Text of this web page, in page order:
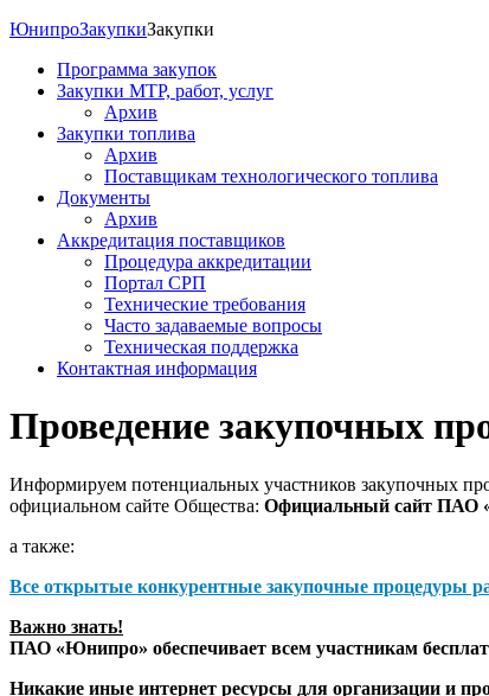
ЮнипроЗакупкиЗакупки
Программа закупок
Закупки МТР, работ, услуг
Архив
Закупки топлива
Архив
Поставщикам технологического топлива
Документы
Архив
Аккредитация поставщиков
Процедура аккредитации
Портал СРП
Технические требования
Часто задаваемые вопросы
Техническая поддержка
Контактная информация
Проведение закупочных
Информируем потенциальных участников закупочных
официальном сайте Общества: Официальный сайт ПАО
а также:
Все открытые конкурентные закупочные процедуры
Важно знать!
ПАО «Юнипро» обеспечивает всем участникам
Никакие иные интернет ресурсы для организации и